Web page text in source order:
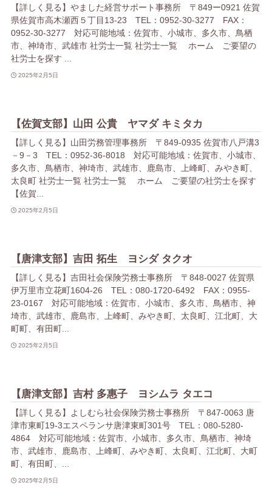
【詳しく見る】やました経営サポート事務所 〒849ー0921 佐賀
県佐賀市高木瀬西５丁目13-23 TEL：0952-30-3277 FAX：
0952-30-3277 対応可能地域：佐賀市、小城市、多久市、鳥栖
市、神埼市、武雄市 社労士一覧 社労士一覧 ホーム ご要望の
社労士を探す ...
2025年2月5日
【佐賀支部】山田 公貴 ヤマダ キミタカ
【詳しく見る】山田労務管理事務所 〒849-0935 佐賀市八戸溝3
－9－3 TEL：0952-36-8018 対応可能地域：佐賀市、小城市、
多久市、鳥栖市、神埼市、武雄市、鹿島市、上峰町、みやき町、
太良町 社労士一覧 社労士一覧 ホーム ご要望の社労士を探す
【佐賀...
2025年2月5日
【唐津支部】吉田 拓生 ヨシダ タクオ
【詳しく見る】吉田社会保険労務士事務所 〒848-0027 佐賀県
伊万里市立花町1604-26 TEL：080-1720-6492 FAX：0955-
23-0167 対応可能地域：佐賀市、小城市、多久市、鳥栖市、神
埼市、武雄市、鹿島市、上峰町、みやき町、太良町、江北町、大
町町、有田町...
2025年2月5日
【唐津支部】吉村 多惠子 ヨシムラ タエコ
【詳しく見る】よしむら社会保険労務士事務所 〒847-0063 唐
津市東町19-3エスペランサ唐津東町301号 TEL：080-5280-
4864 対応可能地域：佐賀市、小城市、多久市、鳥栖市、神埼
市、武雄市、鹿島市、上峰町、みやき町、太良町、江北町、大町
町、有田町、...
2025年2月5日